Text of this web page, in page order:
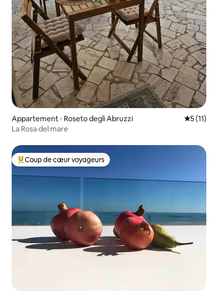
Appartement ⋅ Roseto degli Abruzzi
5 (11)
La Rosa del mare
Coups de cœur voyageurs les plus appréciés
Coup de cœur voyageurs